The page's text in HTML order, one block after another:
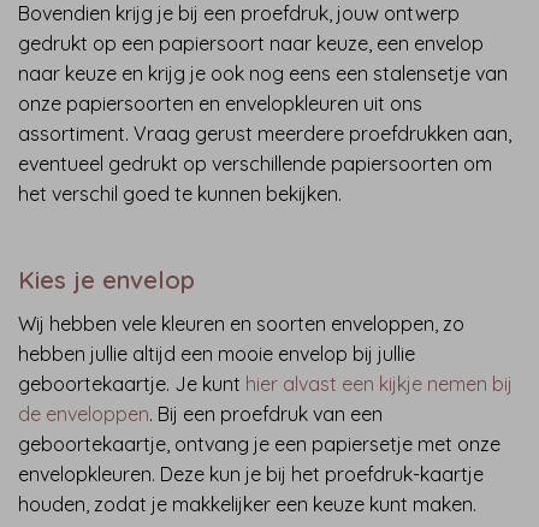
Bovendien krijg je bij een proefdruk, jouw ontwerp
gedrukt op een papiersoort naar keuze, een envelop
naar keuze en krijg je ook nog eens een stalensetje van
onze papiersoorten en envelopkleuren uit ons
assortiment. Vraag gerust meerdere proefdrukken aan,
eventueel gedrukt op verschillende papiersoorten om
het verschil goed te kunnen bekijken.
Kies je envelop
Wij hebben vele kleuren en soorten enveloppen, zo
hebben jullie altijd een mooie envelop bij jullie
geboortekaartje. Je kunt hier alvast een kijkje nemen bij
de enveloppen. Bij een proefdruk van een
geboortekaartje, ontvang je een papiersetje met onze
envelopkleuren. Deze kun je bij het proefdruk-kaartje
houden, zodat je makkelijker een keuze kunt maken.